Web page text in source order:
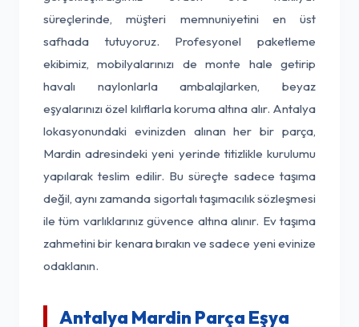
süreçlerinde, müşteri memnuniyetini en üst
safhada tutuyoruz. Profesyonel paketleme
ekibimiz, mobilyalarınızı de monte hale getirip
havalı naylonlarla ambalajlarken, beyaz
eşyalarınızı özel kılıflarla koruma altına alır. Antalya
lokasyonundaki evinizden alınan her bir parça,
Mardin adresindeki yeni yerinde titizlikle kurulumu
yapılarak teslim edilir. Bu süreçte sadece taşıma
değil, aynı zamanda sigortalı taşımacılık sözleşmesi
ile tüm varlıklarınız güvence altına alınır. Ev taşıma
zahmetini bir kenara bırakın ve sadece yeni evinize
odaklanın.
Antalya Mardin Parça Eşya